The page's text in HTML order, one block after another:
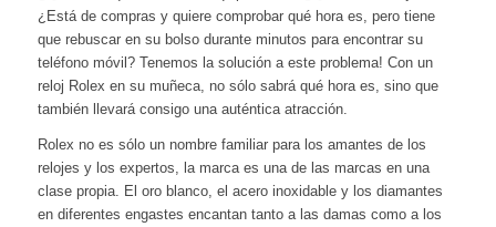
¿Está de compras y quiere comprobar qué hora es, pero tiene
que rebuscar en su bolso durante minutos para encontrar su
teléfono móvil? Tenemos la solución a este problema! Con un
reloj Rolex en su muñeca, no sólo sabrá qué hora es, sino que
también llevará consigo una auténtica atracción.
Rolex no es sólo un nombre familiar para los amantes de los
relojes y los expertos, la marca es una de las marcas en una
clase propia. El oro blanco, el acero inoxidable y los diamantes
en diferentes engastes encantan tanto a las damas como a los